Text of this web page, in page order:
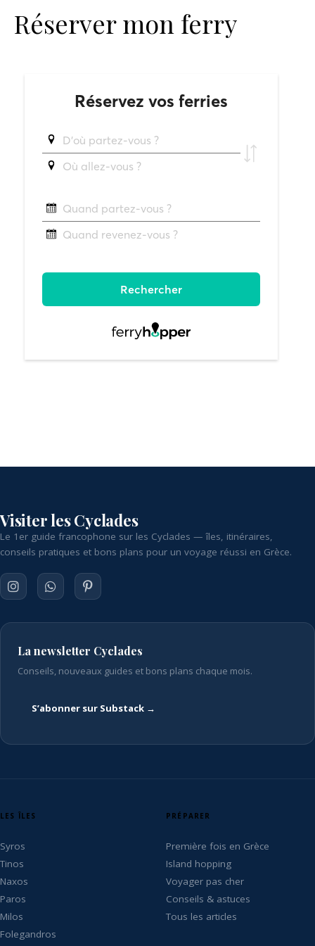
Réserver mon ferry
Visiter les Cyclades
Le 1er guide francophone sur les Cyclades — îles, itinéraires,
conseils pratiques et bons plans pour un voyage réussi en Grèce.
La newsletter Cyclades
Conseils, nouveaux guides et bons plans chaque mois.
S’abonner sur Substack →
LES ÎLES
Syros
Tinos
Naxos
Paros
Milos
Folegandros
PRÉPARER
Première fois en Grèce
Island hopping
Voyager pas cher
Conseils & astuces
Tous les articles